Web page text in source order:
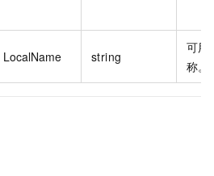
LocalName string
可用
称。